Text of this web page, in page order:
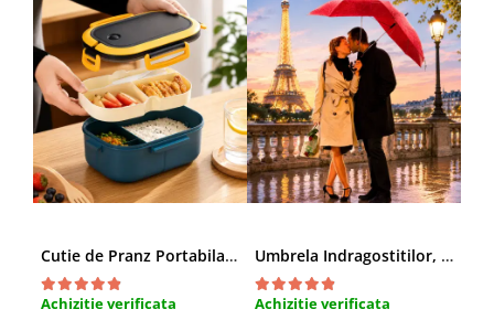
Cutie de Pranz Portabila cu Compartimente
Achizitie verificata
Umbrela Indragostitilor, Inima rosie
Achizitie verificata